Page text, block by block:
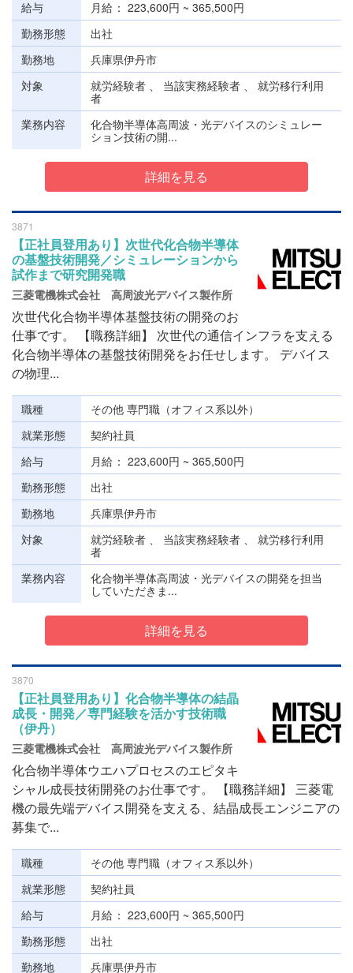
給与 月給
223,600円 ~ 365,500円
勤務形態
出社
勤務地
兵庫県伊丹市
対象
就労経験者 、 当該実務経験者 、 就労移行利用
者
業務内容
化合物半導体高周波・光デバイスのシミュレー
ション技術の開...
詳細を見る
3871
【正社員登用あり】次世代化合物半導体
の基盤技術開発／シミュレーションから
試作まで研究開発職
三菱電機株式会社 高周波光デバイス製作所
次世代化合物半導体基盤技術の開発のお
仕事です。 【職務詳細】 次世代の通信インフラを支える
化合物半導体の基盤技術開発をお任せします。 デバイス
の物理...
職種
その他 専門職（オフィス系以外）
就業形態
契約社員
給与
月給
223,600円 ~ 365,500円
勤務形態
出社
勤務地
兵庫県伊丹市
対象
就労経験者 、 当該実務経験者 、 就労移行利用
者
業務内容
化合物半導体高周波・光デバイスの開発を担当
していただきま...
詳細を見る
3870
【正社員登用あり】化合物半導体の結晶
成長・開発／専門経験を活かす技術職
（伊丹）
三菱電機株式会社 高周波光デバイス製作所
化合物半導体ウエハプロセスのエピタキ
シャル成長技術開発のお仕事です。 【職務詳細】 三菱電
機の最先端デバイス開発を支える、結晶成長エンジニアの
募集で...
職種
その他 専門職（オフィス系以外）
就業形態
契約社員
給与
月給
223,600円 ~ 365,500円
勤務形態
出社
勤務地
兵庫県伊丹市